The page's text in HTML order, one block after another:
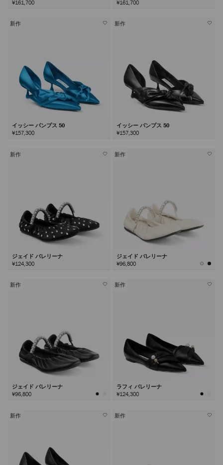
¥161,700
¥161,700
新作
イッシー パンプス 50
¥157,300
新作
イッシー パンプス 50
¥157,300
新作
ジェイド バレリーナ
¥124,300
新作
ジェイド バレリーナ
¥96,800
新作
ジェイド バレリーナ
¥96,800
新作
ラフィ バレリーナ
¥124,300
新作 新作